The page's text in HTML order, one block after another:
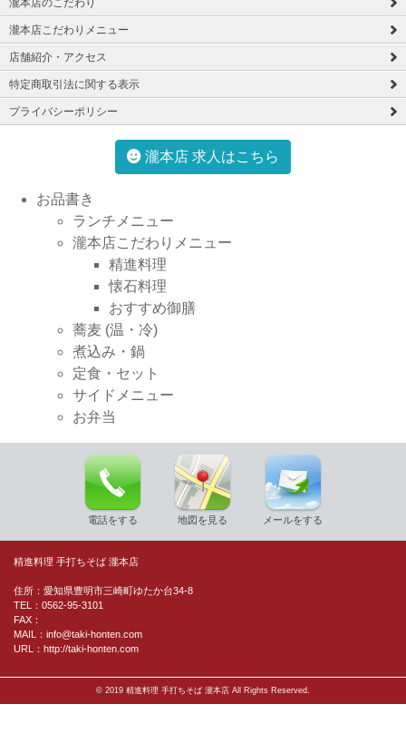
瀧本店のこだわり
瀧本店こだわりメニュー
店舗紹介・アクセス
特定商取引法に関する表示
プライバシーポリシー
瀧本店 求人はこちら
お品書き
ランチメニュー
瀧本店こだわりメニュー
精進料理
懐石料理
おすすめ御膳
蕎麦 (温・冷)
煮込み・鍋
定食・セット
サイドメニュー
お弁当
電話をする 地図を見る メールをする
精進料理 手打ちそば 瀧本店
住所：愛知県豊明市三崎町ゆたか台34-8
TEL：0562-95-3101
FAX：
MAIL：info@taki-honten.com
URL：http://taki-honten.com
© 2019 精進料理 手打ちそば 瀧本店 All Rights Reserved.